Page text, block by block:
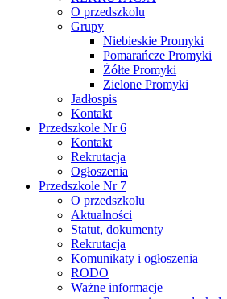
O przedszkolu
Grupy
Niebieskie Promyki
Pomarańcze Promyki
Żółte Promyki
Zielone Promyki
Jadłospis
Kontakt
Przedszkole Nr 6
Kontakt
Rekrutacja
Ogłoszenia
Przedszkole Nr 7
O przedszkolu
Aktualności
Statut, dokumenty
Rekrutacja
Komunikaty i ogłoszenia
RODO
Ważne informacje